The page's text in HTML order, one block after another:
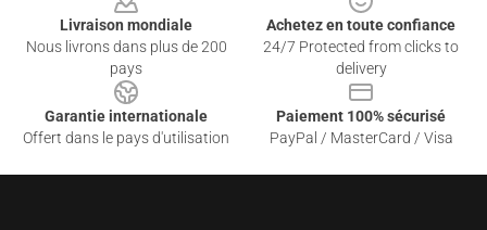
Livraison mondiale
Nous livrons dans plus de 200
pays
Achetez en toute confiance
24/7 Protected from clicks to
delivery
Garantie internationale
Offert dans le pays d'utilisation
Paiement 100% sécurisé
PayPal / MasterCard / Visa